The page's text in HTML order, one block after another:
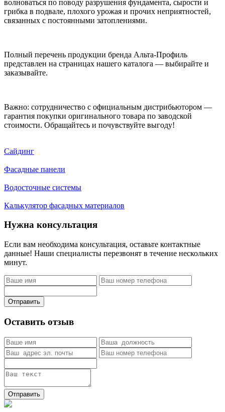
волноваться по поводу разрушения фундамента, сырости и
грибка в подвале, плохого урожая и прочих неприятностей,
связанных с постоянными затоплениями.
Полный перечень продукции бренда Альта-Профиль
представлен на страницах нашего каталога — выбирайте и
заказывайте.
Важно: сотрудничество с официальным дистрибьютором —
гарантия покупки оригинального товара по заводской
стоимости. Обращайтесь и почувствуйте выгоду!
Сайдинг
Фасадные панели
Водосточные системы
Калькулятор фасадных материалов
Нужна консультация
Если вам необходима консультация, оставьте контактные
данные! Наши специалисты перезвонят в течение нескольких
минут.
Отправить
Оставить отзыв
Отправить